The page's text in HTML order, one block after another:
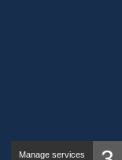
Manage services